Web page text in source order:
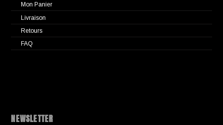
Mon Panier
Livraison
Retours
FAQ
NEWSLETTER